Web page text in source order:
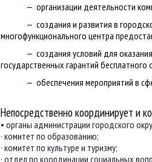
организации деятельности
создания и развития в
многофункционального центра
создания условий для
государственных гарантий
обеспечения мероприятий в
Непосредственно координирует и
• органы администрации городского
· комитет по образованию;
· комитет по культуре и туризму;
· отдел по координации социальных